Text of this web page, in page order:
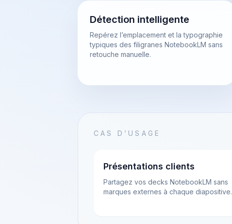
Détection intelligente
Repérez l’emplacement et la typographie
typiques des filigranes NotebookLM sans
retouche manuelle.
CAS D’USAGE
Présentations clients
Partagez vos decks NotebookLM sans
marques externes à chaque diapositive.